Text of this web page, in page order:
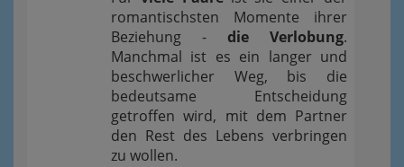
romantischsten Momente ihrer
Beziehung - die Verlobung.
Manchmal ist es ein langer und
beschwerlicher Weg, bis die
bedeutsame Entscheidung
getroffen wird, mit dem Partner
den Rest des Lebens verbringen
zu wollen.